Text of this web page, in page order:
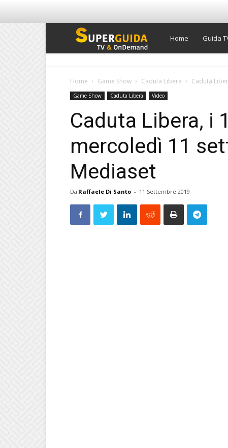
Super
TV
Home Guida
Home Game Show Caduta Libera Caduta
Game Show Caduta Libera Video
Caduta Libera, i
mercoledì 11
Mediaset
Da Raffaele Di Santo - 11 Settembre 2019